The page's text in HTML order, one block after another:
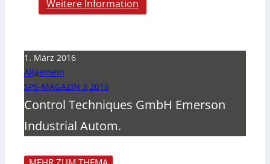
Weitere Information
1. März 2016
Allgemein
SPS-MAGAZIN 3 2016
Control Techniques GmbH Emerson
Industrial Autom.